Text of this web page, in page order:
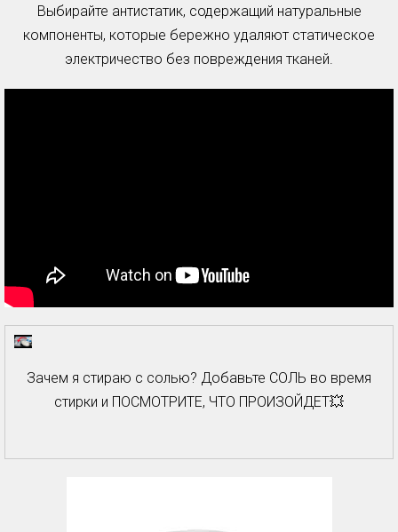
Выбирайте антистатик, содержащий натуральные
компоненты, которые бережно удаляют статическое
электричество без повреждения тканей.
Зачем я стираю с солью? Добавьте СОЛЬ во время
стирки и ПОСМОТРИТЕ, ЧТО ПРОИЗОЙДЕТ💥